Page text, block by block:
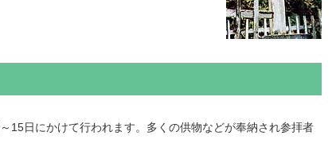
15日にかけて行われます。多くの供物などが奉納され参拝者